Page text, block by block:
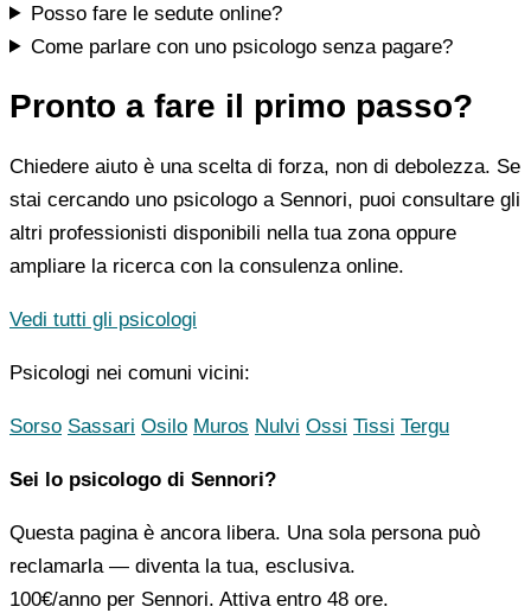
Posso fare le sedute online?
Come parlare con uno psicologo senza pagare?
Pronto a fare il primo passo?
Chiedere aiuto è una scelta di forza, non di debolezza. Se
stai cercando uno psicologo a Sennori, puoi consultare gli
altri professionisti disponibili nella tua zona oppure
ampliare la ricerca con la consulenza online.
Vedi tutti gli psicologi
Psicologi nei comuni vicini:
Sorso Sassari Osilo Muros Nulvi Ossi Tissi Tergu
Sei lo psicologo di Sennori?
Questa pagina è ancora libera. Una sola persona può
reclamarla — diventa la tua, esclusiva.
100€/anno per Sennori. Attiva entro 48 ore.